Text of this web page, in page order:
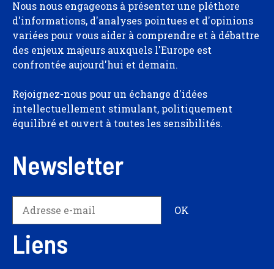
Nous nous engageons à présenter une pléthore
d'informations, d'analyses pointues et d'opinions
variées pour vous aider à comprendre et à débattre
des enjeux majeurs auxquels l'Europe est
confrontée aujourd'hui et demain.
Rejoignez-nous pour un échange d'idées
intellectuellement stimulant, politiquement
équilibré et ouvert à toutes les sensibilités.
Newsletter
Liens